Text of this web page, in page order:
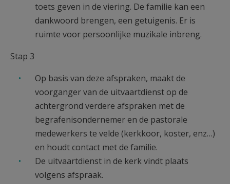
toets geven in de viering. De familie kan een
dankwoord brengen, een getuigenis. Er is
ruimte voor persoonlijke muzikale inbreng.
Stap 3
Op basis van deze afspraken, maakt de
voorganger van de uitvaartdienst op de
achtergrond verdere afspraken met de
begrafenisondernemer en de pastorale
medewerkers te velde (kerkkoor, koster, enz…)
en houdt contact met de familie.
De uitvaartdienst in de kerk vindt plaats
volgens afspraak.